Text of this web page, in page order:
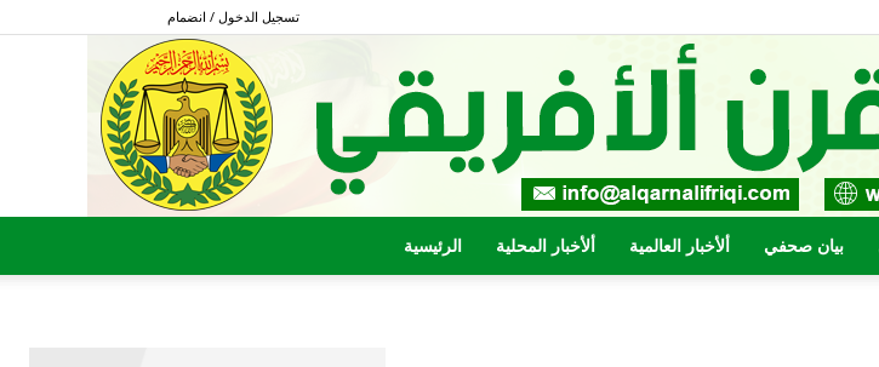
تسجيل الدخول / انضمام
الرئيسية ألأخبار المحلية ألأخبار العالمية بيان صحفي